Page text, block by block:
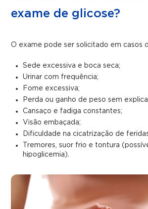
exame de glicose?
O exame pode ser solicitado em casos
Sede excessiva e boca seca;
Urinar com frequência;
Fome excessiva;
Perda ou ganho de peso sem
Cansaço e fadiga constantes;
Visão embaçada;
Dificuldade na cicatrização de
Tremores, suor frio e tontura
hipoglicemia).